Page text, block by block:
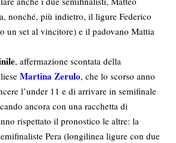
nonché, più indietro, il ligure Federico
un set al vincitore) e il padovano Mattia
, affermazione scontata della
Martina Zerulo, che lo scorso anno
l’under 11 e di arrivare in semifinale
ancora con una racchetta di
rispettato il pronostico le altre: la
Pera (longilinea ligure con due